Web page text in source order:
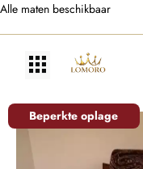
Alle maten beschikbaar
Beperkte oplage